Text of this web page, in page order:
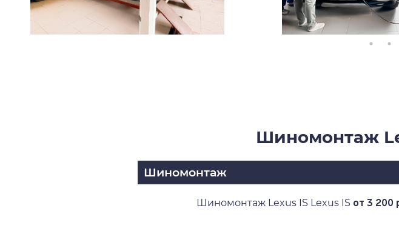
Шиномонтаж
Шиномонтаж
Шиномонтаж Lexus IS Lexus IS от 3 200